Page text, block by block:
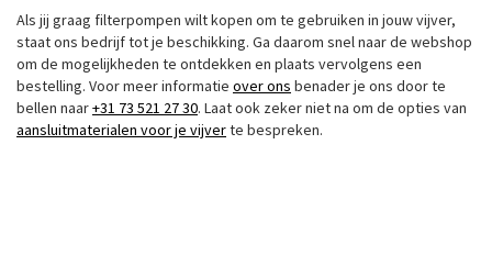
Als jij graag filterpompen wilt kopen om te gebruiken in jouw vijver,
staat ons bedrijf tot je beschikking. Ga daarom snel naar de webshop
om de mogelijkheden te ontdekken en plaats vervolgens een
bestelling. Voor meer informatie over ons benader je ons door te
bellen naar+31 73 521 27 30. Laat ook zeker niet na om de opties van
aansluitmaterialen voor je vijverte bespreken.